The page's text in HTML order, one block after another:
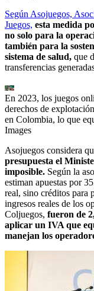
Según Asojuegos,
Juegos, esta medida
no solo para la
también para la
sistema de salud, que
transferencias
En 2023, los juegos
derechos de
en Colombia, lo que
Images
Asojuegos considera
presupuesta el
imposible. Según la
estiman apuestas por
real, sino créditos para
ingresos reales de los
Coljuegos, fueron de
aplicar un IVA que
manejan los